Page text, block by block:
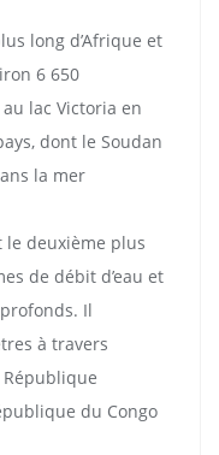
long d’Afrique et
6 650
lac Victoria en
dont le Soudan
la mer
le deuxième plus
de débit d’eau et
Il
à travers
du Congo